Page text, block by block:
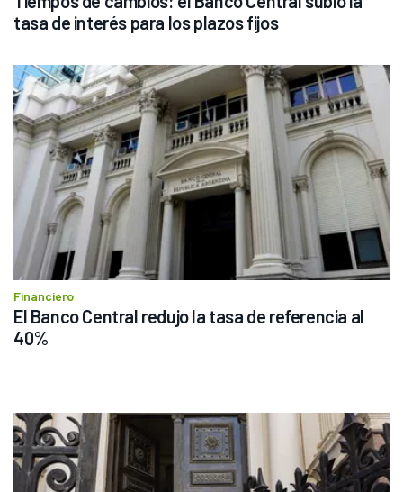
tasa de interés para los plazos fijos
Financiero
El Banco Central redujo la tasa de referencia al
40%